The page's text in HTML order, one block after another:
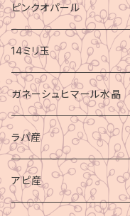
ピンクオパール
14ミリ玉
ガネーシュヒマール水晶
ラパ産
アピ産